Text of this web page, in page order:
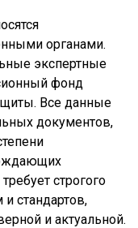
органами.
экспертные
фонд
Все данные
документов,
строгого
стандартов,
и актуальной.